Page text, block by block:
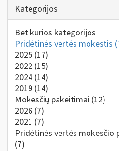
Kategorijos
Bet kurios kategorijos
Pridėtinės vertės mokestis
2025 (17)
2022 (15)
2024 (14)
2019 (14)
Mokesčių pakeitimai (12)
2026 (7)
2021 (7)
Pridėtinės vertės mokesčio
(7)